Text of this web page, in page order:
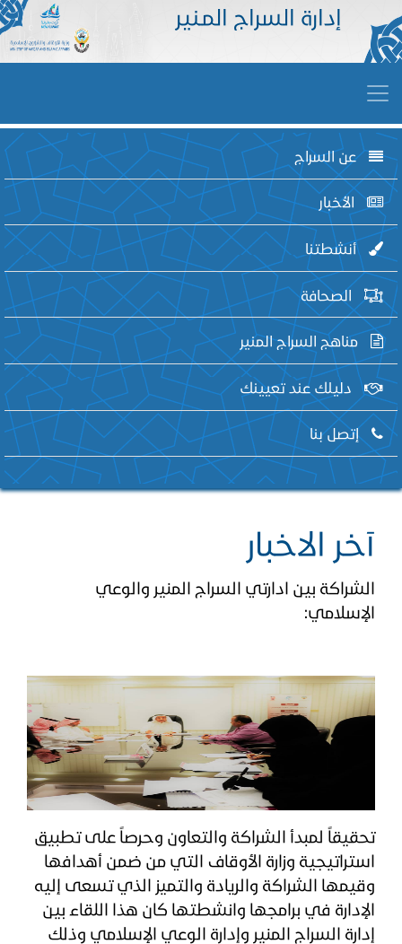
إدارة السراج المـنير
عن السراج
الأخبار
أنشطتنا
الصحافة
مناهج السراج المنير
دليلك عند تعيينك
إتصل بنا
آخر الاخبار
الشراكة بين ادارتي السراج المنير والوعي
الإسلامي:
​تحقيقاً لمبدأ الشراكة والتعاون وحرصاً على تطبيق
استراتيجية وزارة الأوقاف التي من ضمن أهدافها
وقيمها الشراكة والريادة والتميز الذي تسعى إليه
الإدارة في برامجها وانشطتها كان هذا اللقاء بين
إدارة السراج المنير وإدارة الوعي الإسلامي وذلك